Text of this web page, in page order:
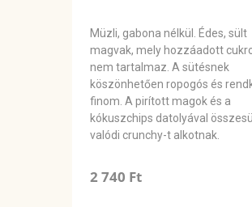
Müzli, gabona nélkül. Édes, sült
magvak, mely hozzáadott
nem tartalmaz. A sütésnek
köszönhetően ropogós és
finom. A pirított magok és a
kókuszchips datolyával
valódi crunchy-t alkotnak.
2 740 Ft